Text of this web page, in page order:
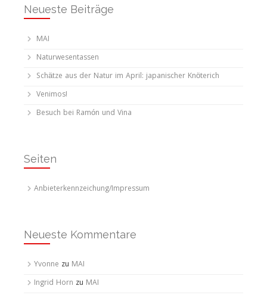
Neueste Beiträge
MAI
Naturwesentassen
Schätze aus der Natur im April: japanischer Knöterich
Venimos!
Besuch bei Ramón und Vina
Seiten
Anbieterkennzeichung/Impressum
Neueste Kommentare
Yvonne zu MAI
Ingrid Horn zu MAI